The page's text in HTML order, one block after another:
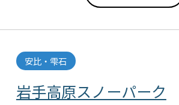
岩手高原スノーパーク
安比・雫石